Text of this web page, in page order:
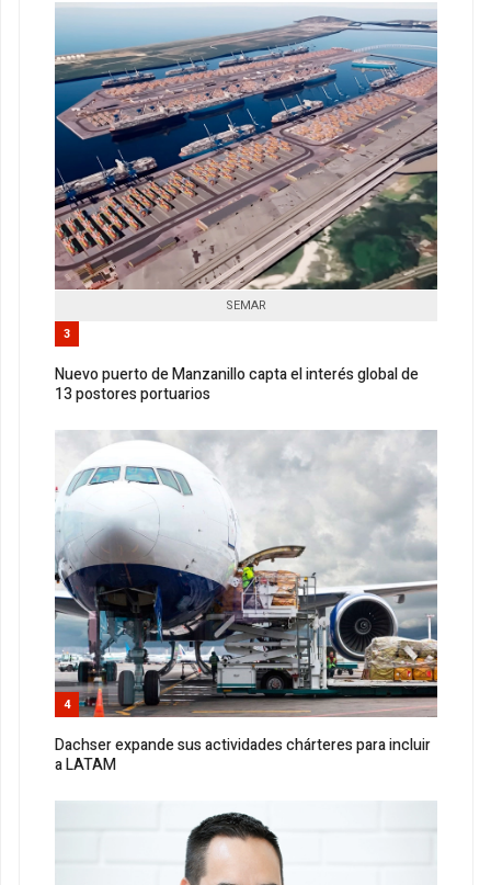
SEMAR
3
Nuevo puerto de Manzanillo capta el interés global de
13 postores portuarios
4
Dachser expande sus actividades chárteres para incluir
a LATAM